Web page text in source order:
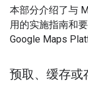
本部分介绍了与
用的实施指南和
Google Maps
预取、缓存或